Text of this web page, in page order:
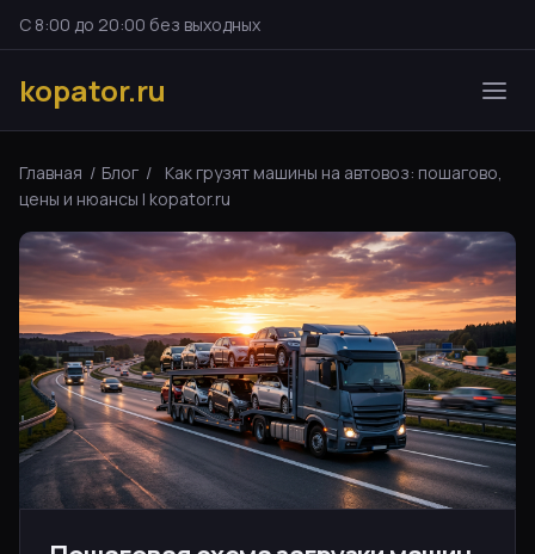
С 8:00 до 20:00 без выходных
kopator.ru
Главная / Блог /
Как грузят машины на автовоз: пошагово,
цены и нюансы | kopator.ru